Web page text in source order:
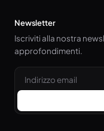
Newsletter
Iscriviti alla nostra
approfondimenti.
Email